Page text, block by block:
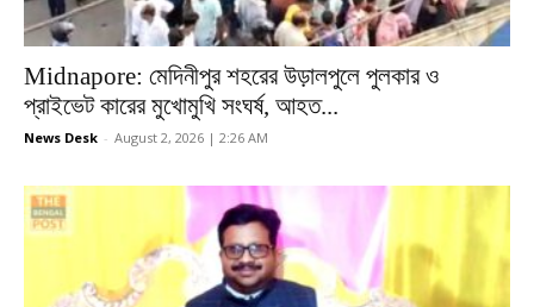
Midnapore: মেদিনীপুর শহরের উড়ালপুলে পুলকার ও
প্রাইভেট কারের মুখোমুখি সংঘর্ষ, আহত...
News Desk - August 2, 2026 | 2:26 AM